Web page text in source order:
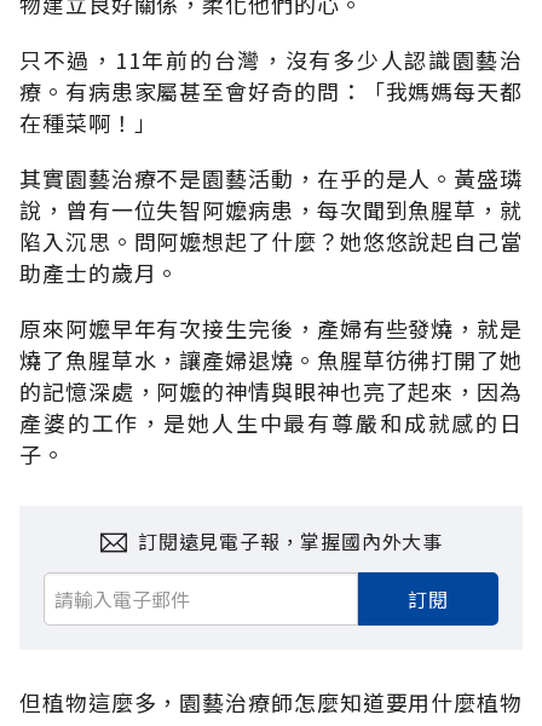
只不過，11年前的台灣，沒有多少人認識園藝治
療。有病患家屬甚至會好奇的問：「我媽媽每天都
在種菜啊！」
其實園藝治療不是園藝活動，在乎的是人。黃盛璘
說，曾有一位失智阿嬤病患，每次聞到魚腥草，就
陷入沉思。問阿嬤想起了什麼？她悠悠說起自己當
助產士的歲月。
原來阿嬤早年有次接生完後，產婦有些發燒，就是
燒了魚腥草水，讓產婦退燒。魚腥草彷彿打開了她
的記憶深處，阿嬤的神情與眼神也亮了起來，因為
產婆的工作，是她人生中最有尊嚴和成就感的日
子。
訂閱遠見電子報，掌握國內外大事
訂閱
但植物這麼多，園藝治療師怎麼知道要用什麼植物